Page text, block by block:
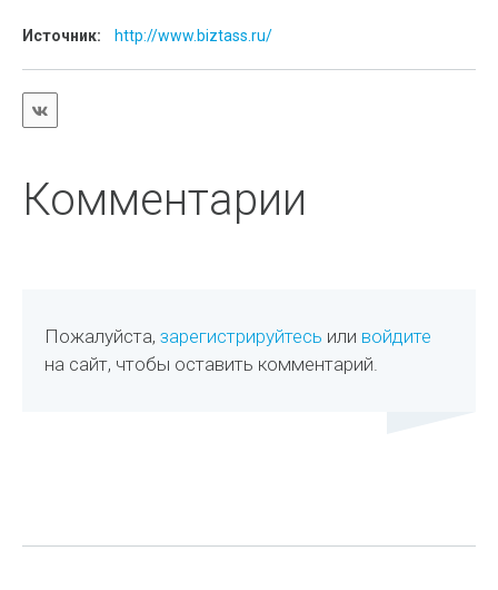
Источник: http://www.biztass.ru/
Комментарии
Пожалуйста,зарегистрируйтесь или войдите
на сайт, чтобы оставить комментарий.